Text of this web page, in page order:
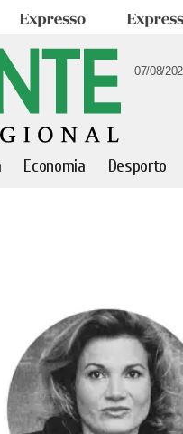
Expresso Expresso
07/08/
Economia Desporto